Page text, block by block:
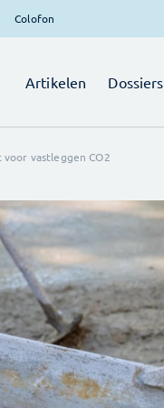
Colofon
Artikelen Dossiers
vastleggen CO2